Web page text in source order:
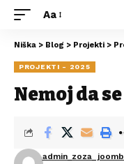
Aa
Niška > Blog > Projekti >
PROJEKTI - 2025
Nemoj da